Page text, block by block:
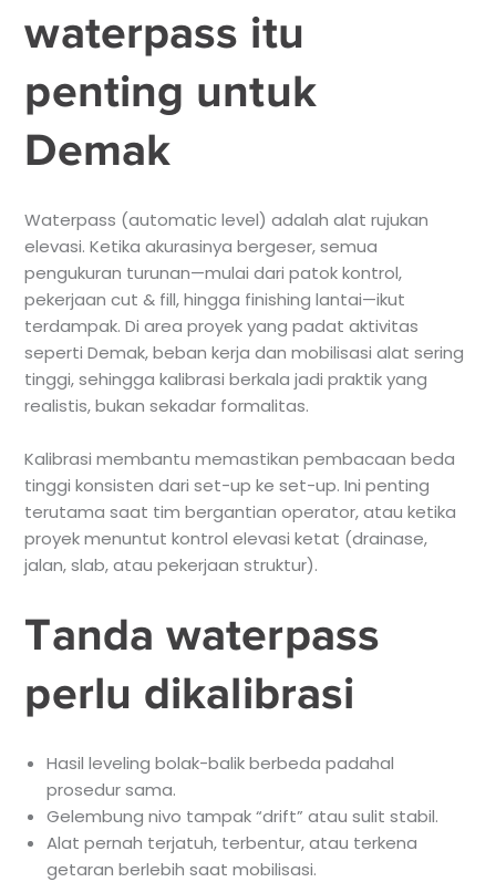
waterpass itu
penting untuk
Demak
Waterpass (automatic level) adalah alat rujukan
elevasi. Ketika akurasinya bergeser, semua
pengukuran turunan—mulai dari patok kontrol,
pekerjaan cut & fill, hingga finishing lantai—ikut
terdampak. Di area proyek yang padat aktivitas
seperti Demak, beban kerja dan mobilisasi alat sering
tinggi, sehingga kalibrasi berkala jadi praktik yang
realistis, bukan sekadar formalitas.
Kalibrasi membantu memastikan pembacaan beda
tinggi konsisten dari set-up ke set-up. Ini penting
terutama saat tim bergantian operator, atau ketika
proyek menuntut kontrol elevasi ketat (drainase,
jalan, slab, atau pekerjaan struktur).
Tanda waterpass
perlu dikalibrasi
Hasil leveling bolak-balik berbeda padahal
prosedur sama.
Gelembung nivo tampak “drift” atau sulit stabil.
Alat pernah terjatuh, terbentur, atau terkena
getaran berlebih saat mobilisasi.